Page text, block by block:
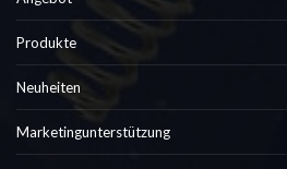
Produkte
Neuheiten
Marketingunterstützung